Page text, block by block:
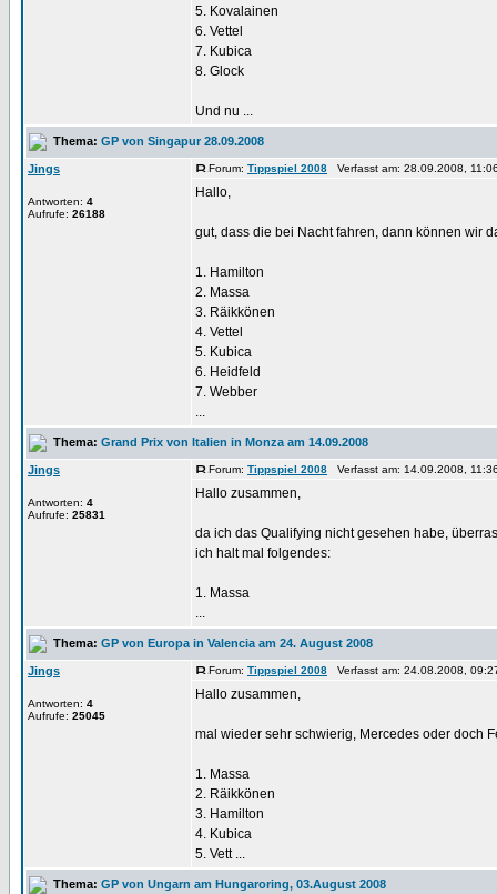
5. Kovalainen
6. Vettel
7. Kubica
8. Glock
Und nu ...
Thema: GP von Singapur 28.09.2008
Jings
Antworten: 4
Aufrufe: 26188
Forum: Tippspiel 2008 Verfasst am: 28.09.2008,
Hallo,
gut, dass die bei Nacht fahren, dann können wir
1. Hamilton
2. Massa
3. Räikkönen
4. Vettel
5. Kubica
6. Heidfeld
7. Webber
...
Thema: Grand Prix von Italien in Monza am 14.09.2008
Jings
Antworten: 4
Aufrufe: 25831
Forum: Tippspiel 2008 Verfasst am: 14.09.2008,
Hallo zusammen,
da ich das Qualifying nicht gesehen habe,
ich halt mal folgendes:
1. Massa
...
Thema: GP von Europa in Valencia am 24. August 2008
Jings
Antworten: 4
Aufrufe: 25045
Forum: Tippspiel 2008 Verfasst am: 24.08.2008,
Hallo zusammen,
mal wieder sehr schwierig, Mercedes oder doch
1. Massa
2. Räikkönen
3. Hamilton
4. Kubica
5. Vett ...
Thema: GP von Ungarn am Hungaroring, 03.August 2008